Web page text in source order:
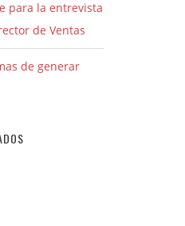
para la entrevista
de Ventas
de generar